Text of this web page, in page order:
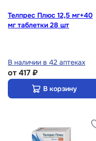
Телпрес Плюс 12,5 мг+40
мг таблетки 28 шт
В наличии в 42 аптеках
от417 ₽
В корзину